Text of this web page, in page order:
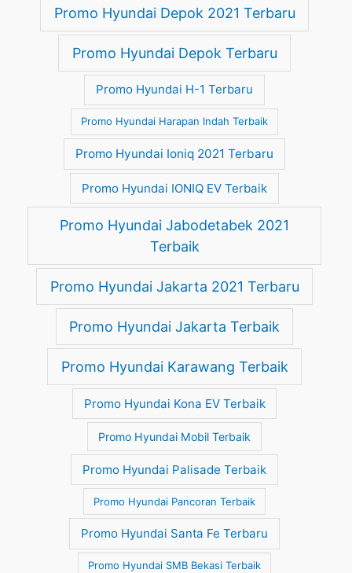
Promo Hyundai Depok 2021 Terbaru
Promo Hyundai Depok Terbaru
Promo Hyundai H-1 Terbaru
Promo Hyundai Harapan Indah Terbaik
Promo Hyundai Ioniq 2021 Terbaru
Promo Hyundai IONIQ EV Terbaik
Promo Hyundai Jabodetabek 2021
Terbaik
Promo Hyundai Jakarta 2021 Terbaru
Promo Hyundai Jakarta Terbaik
Promo Hyundai Karawang Terbaik
Promo Hyundai Kona EV Terbaik
Promo Hyundai Mobil Terbaik
Promo Hyundai Palisade Terbaik
Promo Hyundai Pancoran Terbaik
Promo Hyundai Santa Fe Terbaru
Promo Hyundai SMB Bekasi Terbaik